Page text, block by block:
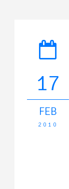
17
FEB
2010